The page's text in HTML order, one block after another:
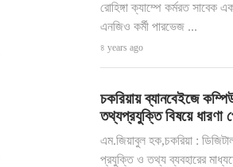
রোহিঙ্গা ক্যাম্পে কর্মরত সাবেক
এনজিও কর্মী পারভেজ ...
৪ years ago
চকরিয়ায় ব্যানবেইজে
তথ্যপ্রযুক্তি বিষয়ে ধারণা
এম.জিয়াবুল হক,চকরিয়া :
প্রযুক্তি ও তথ্য ব্যবহারের